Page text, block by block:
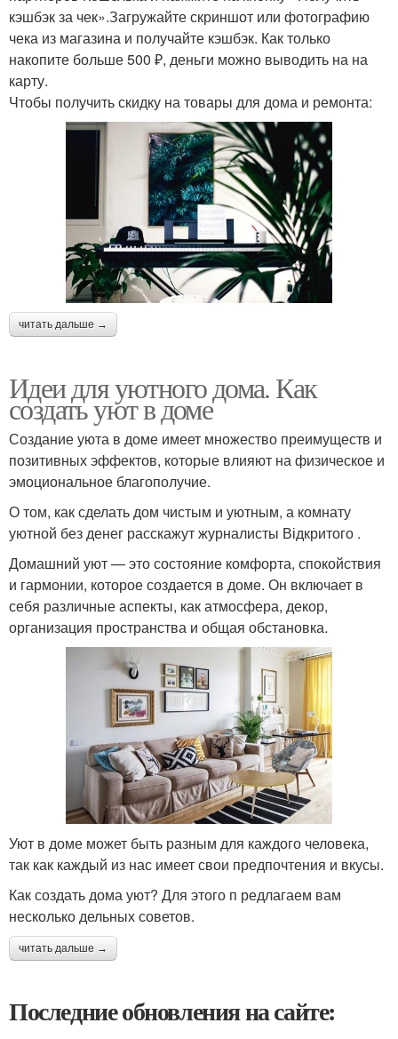
кэшбэк за чек».Загружайте скриншот или фотографию
чека из магазина и получайте кэшбэк. Как только
накопите больше 500 ₽, деньги можно выводить на на
карту.
Чтобы получить скидку на товары для дома и ремонта:
читать дальше →
Идеи для уютного дома. Как
создать уют в доме
Создание уюта в доме имеет множество преимуществ и
позитивных эффектов, которые влияют на физическое и
эмоциональное благополучие.
О том, как сделать дом чистым и уютным, а комнату
уютной без денег расскажут журналисты Відкритого .
Домашний уют — это состояние комфорта, спокойствия
и гармонии, которое создается в доме. Он включает в
себя различные аспекты, как атмосфера, декор,
организация пространства и общая обстановка.
Уют в доме может быть разным для каждого человека,
так как каждый из нас имеет свои предпочтения и вкусы.
Как создать дома уют? Для этого п редлагаем вам
несколько дельных советов.
читать дальше →
Последние обновления на сайте: